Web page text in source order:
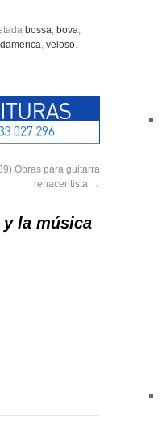
bossa bova
veloso
Obras para guitarra
renacentista →
y la música